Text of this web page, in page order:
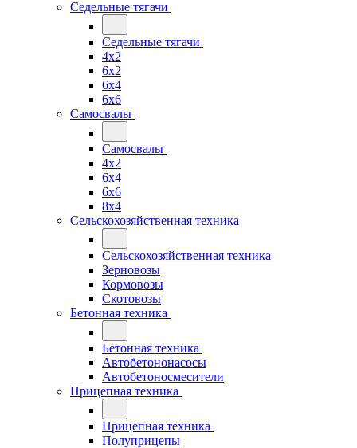
Седельные тягачи
Седельные тягачи
4x2
6x2
6x4
6x6
Самосвалы
Самосвалы
4x2
6x4
6x6
8x4
Сельскохозяйственная техника
Сельскохозяйственная техника
Зерновозы
Кормовозы
Скотовозы
Бетонная техника
Бетонная техника
Автобетононасосы
Автобетоносмесители
Прицепная техника
Прицепная техника
Полуприцепы